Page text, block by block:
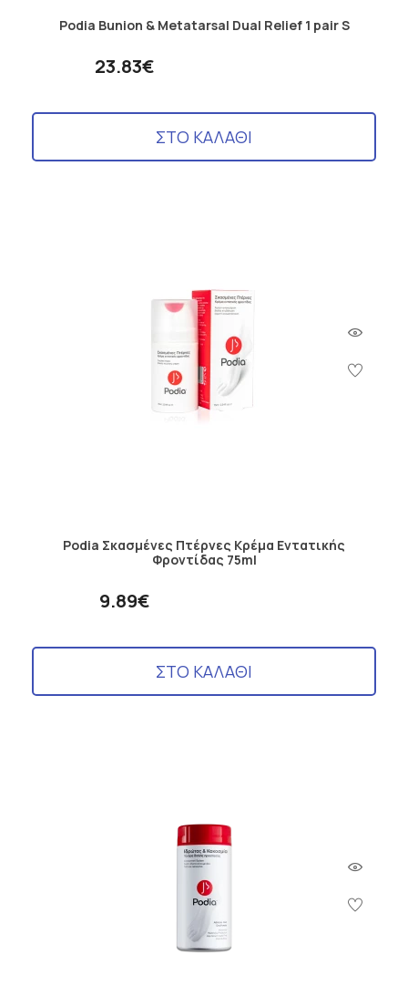
Podia Bunion & Metatarsal Dual Relief 1 pair S
23.83€
ΣΤΟ ΚΑΛΑΘΙ
Podia Σκασμένες Πτέρνες Κρέμα Εντατικής
Φροντίδας 75ml
9.89€
ΣΤΟ ΚΑΛΑΘΙ